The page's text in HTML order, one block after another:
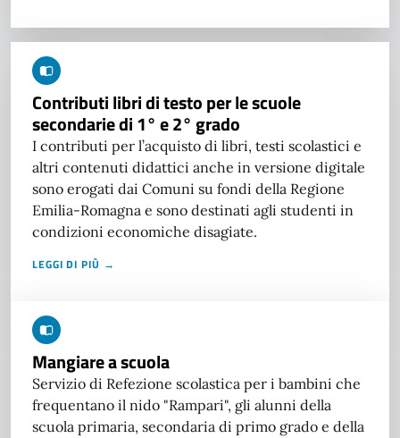
Contributi libri di testo per le scuole
secondarie di 1° e 2° grado
I contributi per l’acquisto di libri, testi scolastici e
altri contenuti didattici anche in versione digitale
sono erogati dai Comuni su fondi della Regione
Emilia-Romagna e sono destinati agli studenti in
condizioni economiche disagiate.
LEGGI DI PIÙ →
Mangiare a scuola
Servizio di Refezione scolastica per i bambini che
frequentano il nido "Rampari", gli alunni della
scuola primaria, secondaria di primo grado e della